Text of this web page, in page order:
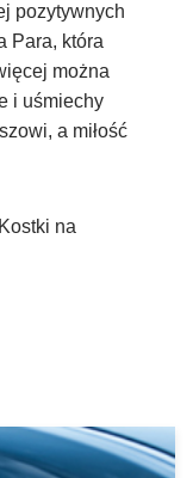
pozytywnych
Para, która
można
i uśmiechy
a miłość
na